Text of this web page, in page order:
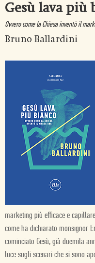
Gesù lava più
Ovvero come la Chiesa inventò il
Bruno Ballardini
marketing più efficace e
come ha dichiarato monsignor
cominciato Gesù, già duemila
luce sugli scenari che si sono